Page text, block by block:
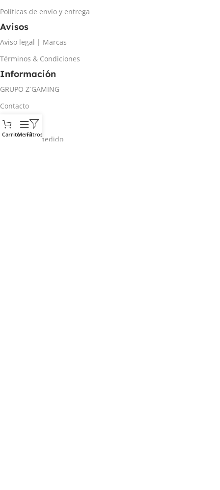
Políticas de envío y entrega
Avisos
Aviso legal | Marcas
Términos & Condiciones
Información
GRUPO Z´GAMING
Contacto
Mi cuenta
Rastrear mi pedido
CarritoMenúFiltros